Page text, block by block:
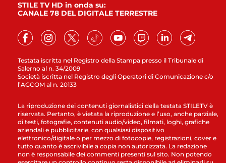
Testata iscritta nel Registro della Stampa presso il Tribunale di
Salerno al n. 34/2009
Società iscritta nel Registro degli Operatori di Comunicazione c/o
l’AGCOM al n. 20133
STILE TV HD in onda su:
CANALE 78 DEL DIGITALE TERRESTRE
La riproduzione dei contenuti giornalistici della testata STILETV è
riservata. Pertanto, è vietata la riproduzione e l’uso, anche parziale,
di testi, fotografie, contenuti audio/video, filmati, loghi, grafiche
aziendali e pubblicitarie, con qualsiasi dispositivo
elettronico/digitale o per mezzo di fotocopie, registrazioni, cover e
tutto quanto è ascrivibile a copia non autorizzata. La redazione
non è responsabile dei commenti presenti sul sito. Non potendo